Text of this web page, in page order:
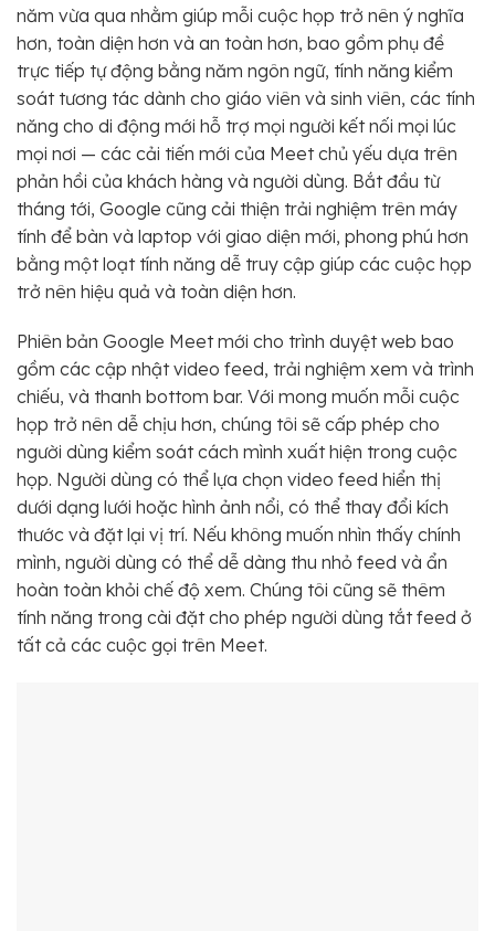
năm vừa qua nhằm giúp mỗi cuộc họp trở nên ý nghĩa
hơn, toàn diện hơn và an toàn hơn, bao gồm phụ đề
trực tiếp tự động bằng năm ngôn ngữ, tính năng kiểm
soát tương tác dành cho giáo viên và sinh viên, các tính
năng cho di động mới hỗ trợ mọi người kết nối mọi lúc
mọi nơi — các cải tiến mới của Meet chủ yếu dựa trên
phản hồi của khách hàng và người dùng. Bắt đầu từ
tháng tới, Google cũng cải thiện trải nghiệm trên máy
tính để bàn và laptop với giao diện mới, phong phú hơn
bằng một loạt tính năng dễ truy cập giúp các cuộc họp
trở nên hiệu quả và toàn diện hơn.
Phiên bản Google Meet mới cho trình duyệt web bao
gồm các cập nhật video feed, trải nghiệm xem và trình
chiếu, và thanh bottom bar. Với mong muốn mỗi cuộc
họp trở nên dễ chịu hơn, chúng tôi sẽ cấp phép cho
người dùng kiểm soát cách mình xuất hiện trong cuộc
họp. Người dùng có thể lựa chọn video feed hiển thị
dưới dạng lưới hoặc hình ảnh nổi, có thể thay đổi kích
thước và đặt lại vị trí. Nếu không muốn nhìn thấy chính
mình, người dùng có thể dễ dàng thu nhỏ feed và ẩn
hoàn toàn khỏi chế độ xem. Chúng tôi cũng sẽ thêm
tính năng trong cài đặt cho phép người dùng tắt feed ở
tất cả các cuộc gọi trên Meet.